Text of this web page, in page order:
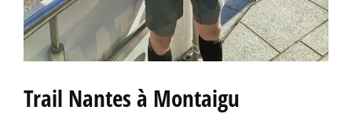
Trail Nantes à Montaigu